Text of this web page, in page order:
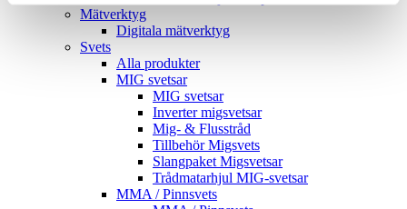
Mätverktyg
Digitala mätverktyg
Svets
Alla produkter
MIG svetsar
MIG svetsar
Inverter migsvetsar
Mig- & Flusstråd
Tillbehör Migsvets
Slangpaket Migsvetsar
Trådmatarhjul MIG-svetsar
MMA / Pinnsvets